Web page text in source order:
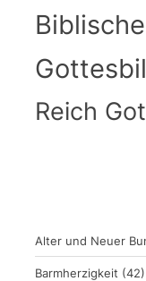
Reich
Alter und Neuer
Barmherzigkeit (42)